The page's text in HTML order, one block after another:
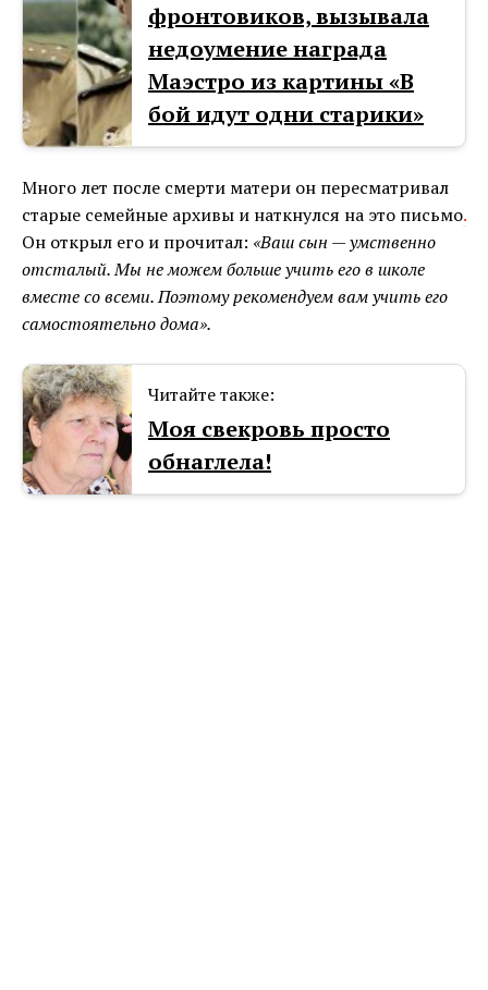
фронтовиков, вызывала
недоумение награда
Маэстро из картины «В
бой идут одни старики»
Много лет после смерти матери он пересматривал
старые семейные архивы и наткнулся на это письмо.
Он открыл его и прочитал: «Ваш сын — умственно
отсталый. Мы не можем больше учить его в школе
вместе со всеми. Поэтому рекомендуем вам учить его
самостоятельно дома».
Читайте также:
Моя свекровь просто
обнаглела!